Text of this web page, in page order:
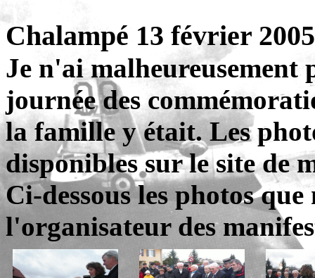
Chalampé 13 février
Je n'ai malheureusement
journée des
la famille y était. Les
disponibles sur le site de
Ci-dessous les photos
l'organisateur des